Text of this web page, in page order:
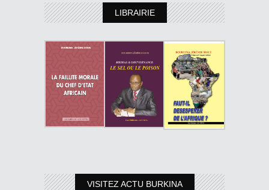
LIBRAIRIE
VISITEZ ACTU BURKINA